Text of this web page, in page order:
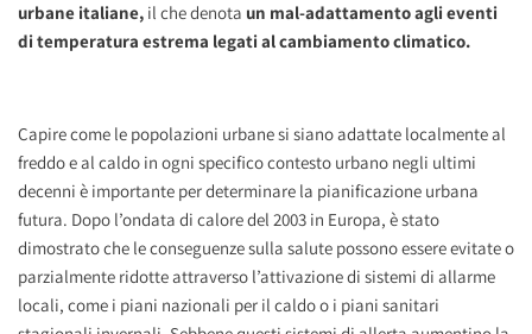
urbane italiane, il che denota un mal-adattamento agli eventi
di temperatura estrema legati al cambiamento climatico.
Capire come le popolazioni urbane si siano adattate localmente al
freddo e al caldo in ogni specifico contesto urbano negli ultimi
decenni è importante per determinare la pianificazione urbana
futura. Dopo l’ondata di calore del 2003 in Europa, è stato
dimostrato che le conseguenze sulla salute possono essere evitate o
parzialmente ridotte attraverso l’attivazione di sistemi di allarme
locali, come i piani nazionali per il caldo o i piani sanitari